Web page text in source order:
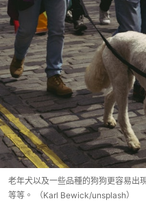
老年犬以及一些品種的狗狗更容易出
等等。 （Karl Bewick/unsplash）